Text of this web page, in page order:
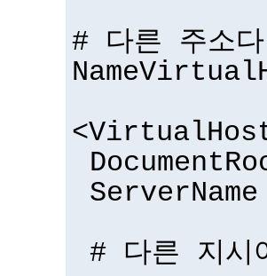
# 다른 주소다
# 다른 지